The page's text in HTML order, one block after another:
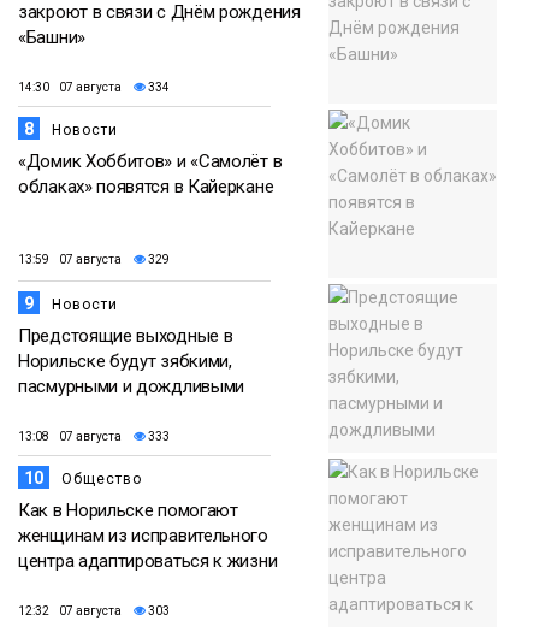
закроют в связи с Днём рождения
«Башни»
14:30 07 августа 334
8 Новости
«Домик Хоббитов» и «Самолёт в
облаках» появятся в Кайеркане
13:59 07 августа 329
9 Новости
Предстоящие выходные в
Норильске будут зябкими,
пасмурными и дождливыми
13:08 07 августа 333
10 Общество
Как в Норильске помогают
женщинам из исправительного
центра адаптироваться к жизни
12:32 07 августа 303